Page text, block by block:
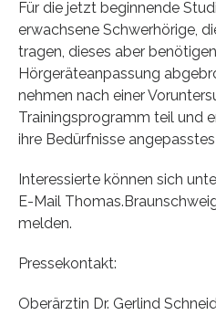
Für die jetzt beginnende
erwachsene Schwerhörige,
tragen, dieses aber
Hörgeräteanpassung
nehmen nach einer
Trainingsprogramm teil und
ihre Bedürfnisse
Interessierte können sich
E-Mail
melden.
Pressekontakt:
Oberärztin Dr. Gerlind